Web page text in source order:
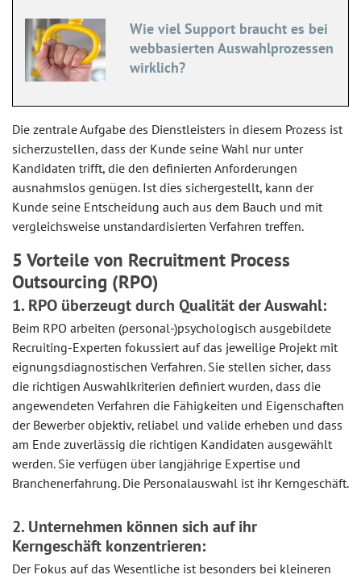
Wie viel Support braucht es bei
webbasierten Auswahlprozessen
wirklich?
Die zentrale Aufgabe des Dienstleisters in diesem Prozess ist
sicherzustellen, dass der Kunde seine Wahl nur unter
Kandidaten trifft, die den definierten Anforderungen
ausnahmslos genügen. Ist dies sichergestellt, kann der
Kunde seine Entscheidung auch aus dem Bauch und mit
vergleichsweise unstandardisierten Verfahren treffen.
5 Vorteile von Recruitment Process
Outsourcing (RPO)
1. RPO überzeugt durch Qualität der Auswahl:
Beim RPO arbeiten (personal-)psychologisch ausgebildete
Recruiting-Experten fokussiert auf das jeweilige Projekt mit
eignungsdiagnostischen Verfahren. Sie stellen sicher, dass
die richtigen Auswahlkriterien definiert wurden, dass die
angewendeten Verfahren die Fähigkeiten und Eigenschaften
der Bewerber objektiv, reliabel und valide erheben und dass
am Ende zuverlässig die richtigen Kandidaten ausgewählt
werden. Sie verfügen über langjährige Expertise und
Branchenerfahrung. Die Personalauswahl ist ihr Kerngeschäft.
2. Unternehmen können sich auf ihr
Kerngeschäft konzentrieren:
Der Fokus auf das Wesentliche ist besonders bei kleineren